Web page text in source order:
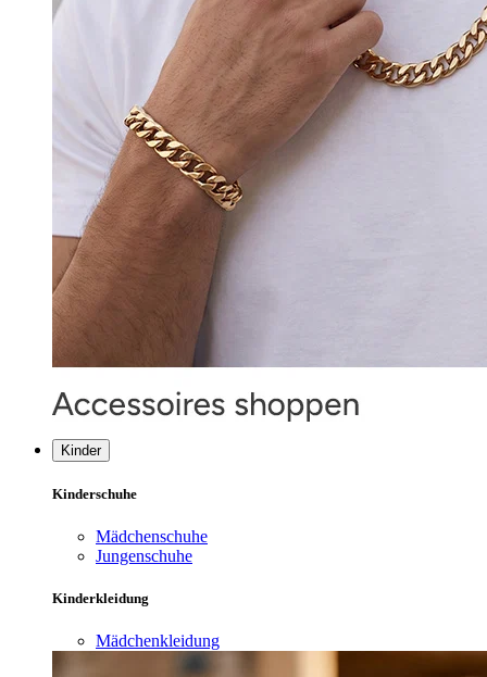
Kinder
Kinderschuhe
Mädchenschuhe
Jungenschuhe
Kinderkleidung
Mädchenkleidung